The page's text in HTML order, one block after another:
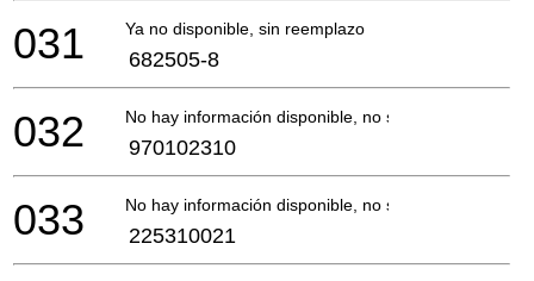
Ya no disponible, sin reemplazo
031 682505-8
No hay información disponible, no se puede pedir
032 970102310
No hay información disponible, no se puede pedir
033 225310021